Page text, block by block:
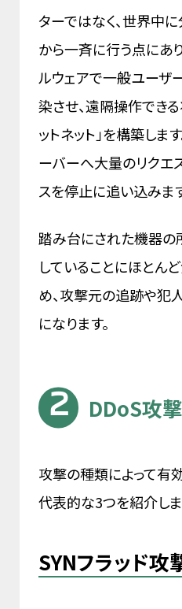
ターではなく、世界中
から一斉に行う点にあ
ルウェアで一般ユーザ
染させ、遠隔操作でき
ットネット」を構築しま
ーバーへ大量のリクエ
スを停止に追い込みま
踏み台にされた機器の
していることにほとん
め、攻撃元の追跡や犯
になります。
DDoS攻
攻撃の種類によって有
代表的な3つを紹介しま
SYNフラッド攻